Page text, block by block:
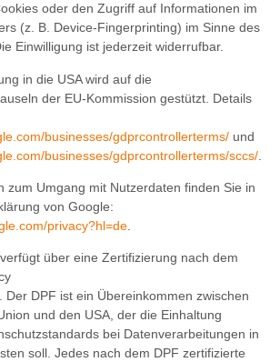
oder den Zugriff auf Informationen im
(z. B. Device-Fingerprinting) im Sinne des
Einwilligung ist jederzeit widerrufbar.
in die USA wird auf die
der EU-Kommission gestützt. Details
businesses/gdprcontrollerterms/ und
businesses/gdprcontrollerterms/sccs/
zum Umgang mit Nutzerdaten finden Sie in
von Google:
privacy?hl=de
über eine Zertifizierung nach dem
Der DPF ist ein Übereinkommen zwischen
und den USA, der die Einhaltung
bei Datenverarbeitungen in
soll. Jedes nach dem DPF zertifizierte